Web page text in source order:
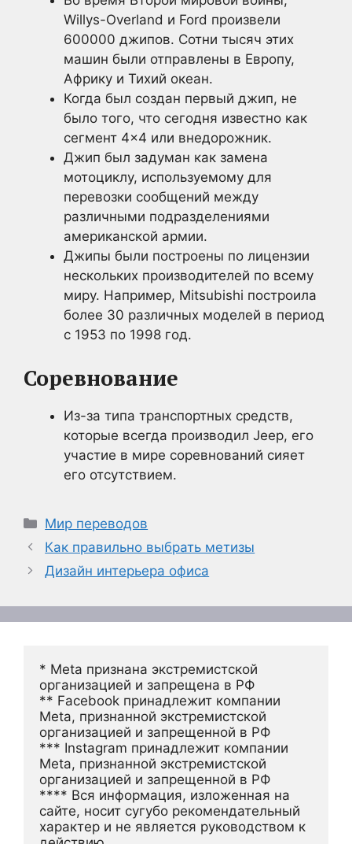
Willys-Overland и Ford произвели
600000 джипов. Сотни тысяч этих
машин были отправлены в Европу,
Африку и Тихий океан.
Когда был создан первый джип, не
было того, что сегодня известно как
сегмент 4×4 или внедорожник.
Джип был задуман как замена
мотоциклу, используемому для
перевозки сообщений между
различными подразделениями
американской армии.
Джипы были построены по лицензии
нескольких производителей по всему
миру. Например, Mitsubishi построила
более 30 различных моделей в период
с 1953 по 1998 год.
Соревнование
Из-за типа транспортных средств,
которые всегда производил Jeep, его
участие в мире соревнований сияет
его отсутствием.
Рубрики
Мир переводов
Как правильно выбрать метизы
Дизайн интерьера офиса
* Meta признана экстремистской
организацией и запрещена в РФ
** Facebook принадлежит компании
Meta, признанной экстремистской
организацией и запрещенной в РФ
*** Instagram принадлежит компании
Meta, признанной экстремистской
организацией и запрещенной в РФ
**** Вся информация, изложенная на
сайте, носит сугубо рекомендательный
характер и не является руководством к